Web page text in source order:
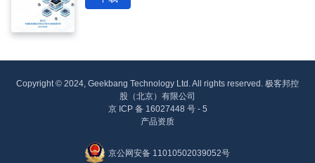
Copyright © 2024, Geekbang Technology Ltd. All rights reserved. 极客邦控
股（北京）有限公司
京 ICP 备 16027448 号 - 5
产品资质
京公网安备 11010502039052号